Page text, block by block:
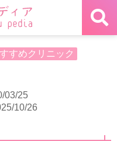
すめクリニック
03/25
10/26